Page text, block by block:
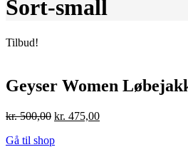
Sort-small
Tilbud!
Geyser Women
kr.500,00 Den
pris
kr. 475,00Den
Gå til shop